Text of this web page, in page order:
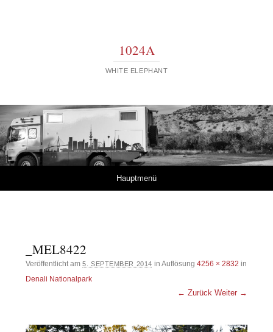
1024A
WHITE ELEPHANT
Hauptmenü
_MEL8422
Veröffentlicht am5. SEPTEMBER 2014 in Auflösung 4256 × 2832 in
Denali Nationalpark
← Zurück Weiter →